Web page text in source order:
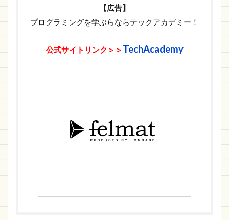
【広告】
プログラミングを学ぶらならテックアカデミー！
公式サイトリンク＞＞ TechAcademy